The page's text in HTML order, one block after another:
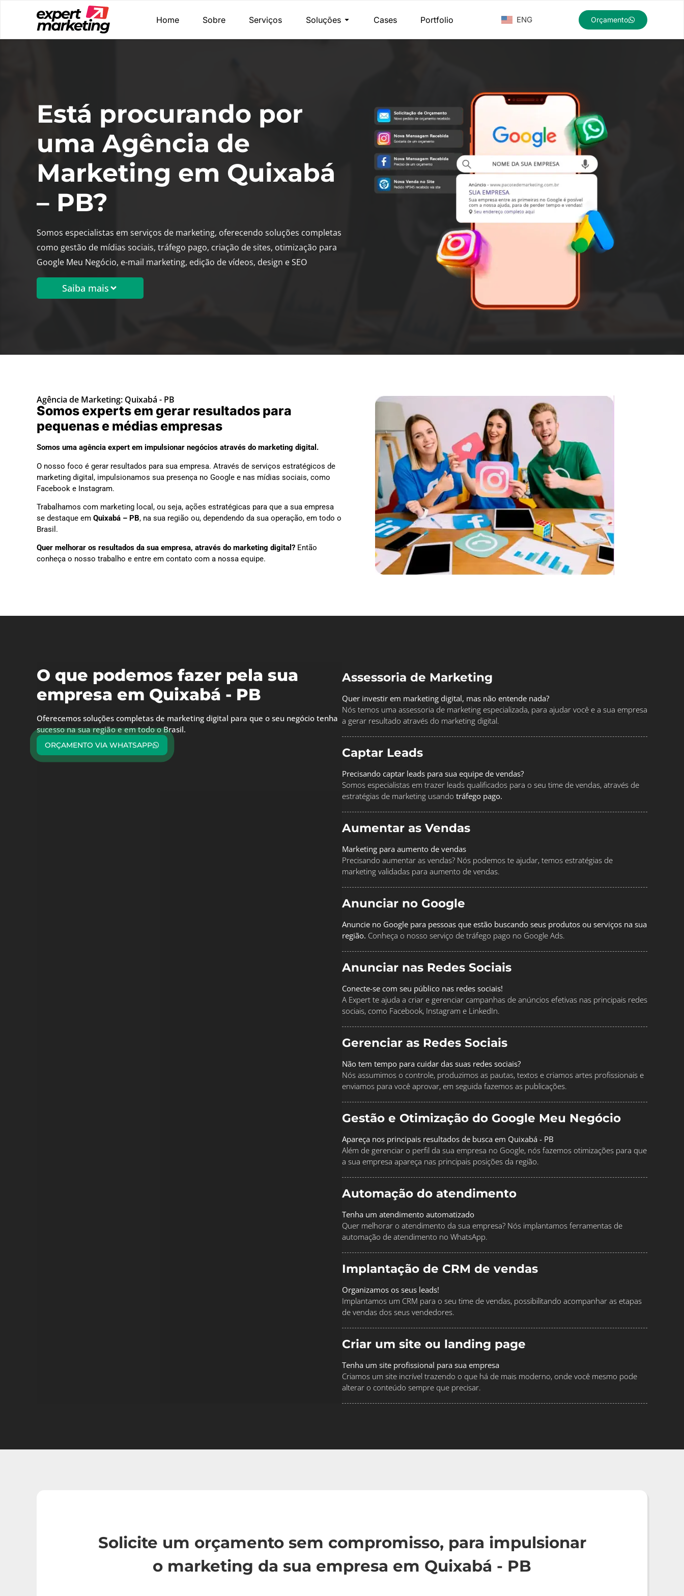
Home Sobre Serviços Soluções Cases Portfolio ENG Orçamento
Está procurando por
uma Agência de
Marketing em Quixabá
– PB?
Somos especialistas em serviços de marketing, oferecendo soluções completas
como gestão de mídias sociais, tráfego pago, criação de sites, otimização para
Google Meu Negócio, e-mail marketing, edição de vídeos, design e SEO
Saiba mais
Agência de Marketing: Quixabá - PB
Somos experts em gerar resultados para
pequenas e médias empresas
Somos uma agência expert em impulsionar negócios através do marketing digital.
O nosso foco é gerar resultados para sua empresa. Através de serviços estratégicos de
marketing digital, impulsionamos sua presença no Google e nas mídias sociais, como
Facebook e Instagram.
Trabalhamos com marketing local, ou seja, ações estratégicas para que a sua empresa
se destaque em Quixabá – PB, na sua região ou, dependendo da sua operação, em todo o
Brasil.
Quer melhorar os resultados da sua empresa, através do marketing digital? Então
conheça o nosso trabalho e entre em contato com a nossa equipe.
O que podemos fazer pela sua
empresa em Quixabá - PB
Oferecemos soluções completas de marketing digital para que o seu negócio tenha
sucesso na sua região e em todo o Brasil.
ORÇAMENTO VIA WHATSAPP
Assessoria de Marketing
Quer investir em marketing digital, mas não entende nada?
Nós temos uma assessoria de marketing especializada, para ajudar você e a sua empresa
a gerar resultado através do marketing digital.
Captar Leads
Precisando captar leads para sua equipe de vendas?
Somos especialistas em trazer leads qualificados para o seu time de vendas, através de
estratégias de marketing usando tráfego pago.
Aumentar as Vendas
Marketing para aumento de vendas
Precisando aumentar as vendas? Nós podemos te ajudar, temos estratégias de
marketing validadas para aumento de vendas.
Anunciar no Google
Anuncie no Google para pessoas que estão buscando seus produtos ou serviços na sua
região. Conheça o nosso serviço de tráfego pago no Google Ads.
Anunciar nas Redes Sociais
Conecte-se com seu público nas redes sociais!
A Expert te ajuda a criar e gerenciar campanhas de anúncios efetivas nas principais redes
sociais, como Facebook, Instagram e LinkedIn.
Gerenciar as Redes Sociais
Não tem tempo para cuidar das suas redes sociais?
Nós assumimos o controle, produzimos as pautas, textos e criamos artes profissionais e
enviamos para você aprovar, em seguida fazemos as publicações.
Gestão e Otimização do Google Meu Negócio
Apareça nos principais resultados de busca em Quixabá - PB
Além de gerenciar o perfil da sua empresa no Google, nós fazemos otimizações para que
a sua empresa apareça nas principais posições da região.
Automação do atendimento
Tenha um atendimento automatizado
Quer melhorar o atendimento da sua empresa? Nós implantamos ferramentas de
automação de atendimento no WhatsApp.
Implantação de CRM de vendas
Organizamos os seus leads!
Implantamos um CRM para o seu time de vendas, possibilitando acompanhar as etapas
de vendas dos seus vendedores.
Criar um site ou landing page
Tenha um site profissional para sua empresa
Criamos um site incrível trazendo o que há de mais moderno, onde você mesmo pode
alterar o conteúdo sempre que precisar.
Solicite um orçamento sem compromisso, para impulsionar
o marketing da sua empresa em Quixabá - PB